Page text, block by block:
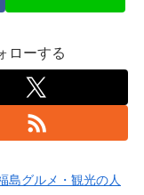
ローする
島グルメ・観光の人